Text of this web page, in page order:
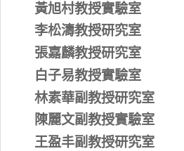
黃旭村教授實驗室
李松濤教授研究室
張嘉麟教授研究室
白子易教授實驗室
林素華副教授研究室
陳麗文副教授實驗室
王盈丰副教授研究室